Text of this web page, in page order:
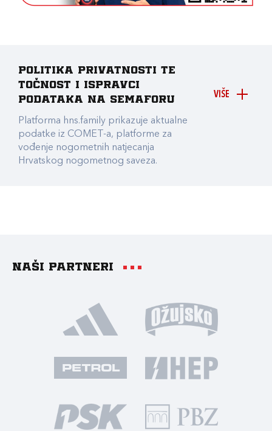
VIŠE
Politika privatnosti te
točnost i ispravci
podataka na Semaforu
Platforma hns.family prikazuje aktualne
podatke iz COMET-a, platforme za
vođenje nogometnih natjecanja
Hrvatskog nogometnog saveza.
Naši partneri